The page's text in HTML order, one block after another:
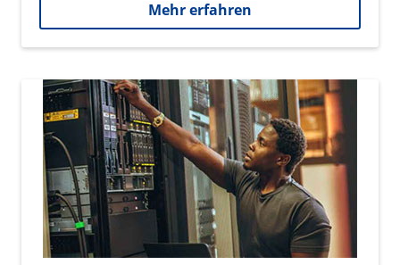
Mehr erfahren